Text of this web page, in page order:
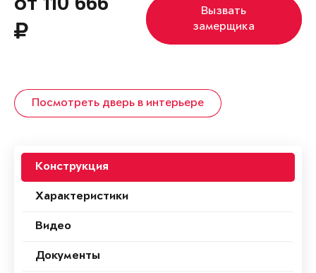
от 110 666
Вызвать
замерщика
Посмотреть дверь в интерьере
Конструкция
Характеристики
Видео
Документы